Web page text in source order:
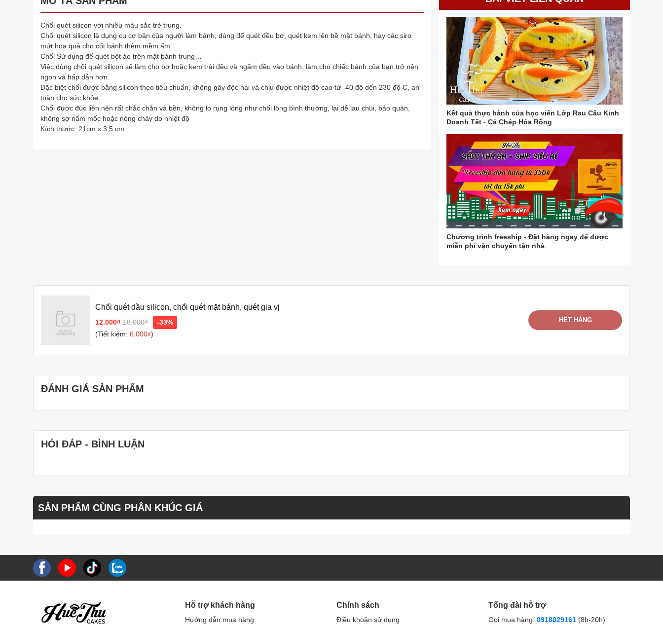
Chổi quét silicon với nhiều màu sắc trẻ trung.
Chổi quét silicon là dụng cụ cơ bản của người làm bánh, dùng để quét đều bơ, quét kem lên bề mặt bánh, hay các siro
mứt hoa quả cho cốt bánh thêm mềm ẩm.
Chổi Sử dụng để quét bột áo trên mặt bánh trung…
Việc dùng chổi quét silicon sẽ làm cho bơ hoặc kem trải đều và ngấm đều vào bánh, làm cho chiếc bánh của bạn trở nên
ngon và hấp dẫn hơn.
Đặc biệt chổi được bằng silicon theo tiêu chuẩn, không gây độc hại và chịu được nhiệt độ cao từ -40 độ dến 230 độ C, an
toàn cho sức khỏe.
Chổi được đúc liền nên rất chắc chắn và bền, không lo rụng lông như chổi lông bình thường, lại dễ lau chùi, bảo quản,
không sợ nấm mốc hoặc nóng chảy do nhiệt độ
Kích thước: 21cm x 3,5 cm
Kết quả thực hành của học viên Lớp Rau Câu Kinh
Doanh Tết - Cá Chép Hóa Rồng
Chương trình freeship - Đặt hàng ngay để được
miễn phí vận chuyển tận nhà
Chổi quét dầu silicon, chổi quét mặt bánh, quét gia vị
12.000₫ 18.000₫
-33%
(Tiết kiệm: 6.000₫)
HẾT HÀNG
ĐÁNH GIÁ SẢN PHẨM
HỎI ĐÁP - BÌNH LUẬN
SẢN PHẨM CÙNG PHÂN KHÚC GIÁ
Hỗ trợ khách hàng
Hướng dẫn mua hàng
Chính sách
Điều khoản sử dụng
Tổng đài hỗ trợ
Gọi mua hàng: 0918029161 (8h-20h)